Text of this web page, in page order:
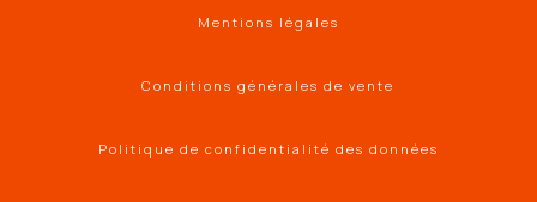
Mentions légales
Conditions générales de vente
Politique de confidentialité des données